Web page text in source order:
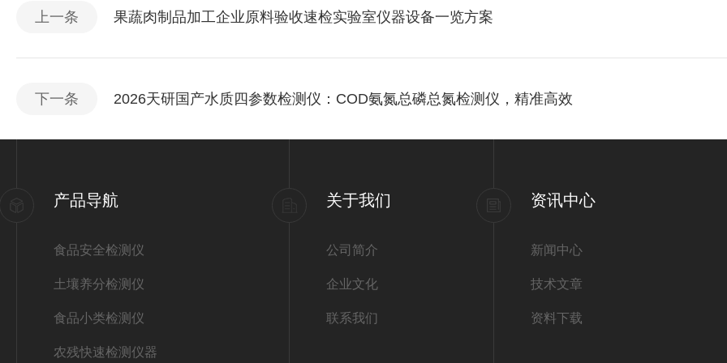
上一条 果蔬肉制品加工企业原料验收速检实验室仪器设备一览方案
下一条 2026天研国产水质四参数检测仪：COD氨氮总磷总氮检测仪，精准高效
产品导航
食品安全检测仪
土壤养分检测仪
食品小类检测仪
农残快速检测仪器
关于我们
公司简介
企业文化
联系我们
资讯中心
新闻中心
技术文章
资料下载